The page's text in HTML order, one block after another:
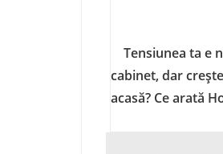
Tensiunea ta e
cabinet, dar
acasă? Ce arată